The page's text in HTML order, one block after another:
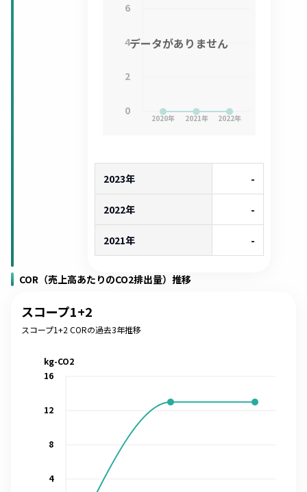
2020年 2021年 2022年
0
2
4
6
データがありません
2023年 -
2022年 -
2021年 -
COR（売上高あたりのCO2排出量）推移
スコープ1+2
スコープ1+2 CORの過去3年推移
4
8
12
16
kg-CO2